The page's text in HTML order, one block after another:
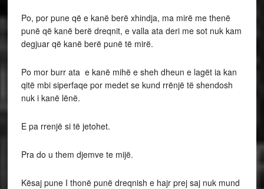
Po, por pune që e kanë berë xhindja, ma mirë me thenë
punë që kanë berë dreqnit, e valla ata deri me sot nuk kam
degjuar që kanë berë punë të mirë.
Po mor burr ata e kanë mihë e sheh dheun e lagët ia kan
qitë mbi siperfaqe por medet se kund rrënjë të shendosh
nuk i kanë lënë.
E pa rrenjë si të jetohet.
Pra do u them djemve te mijë.
Kësaj pune I thonë punë dreqnish e hajr prej saj nuk mund